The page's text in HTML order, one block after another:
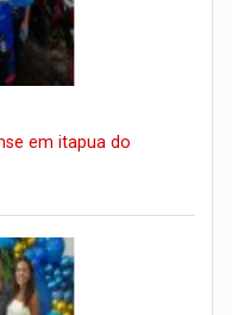
em itapua do